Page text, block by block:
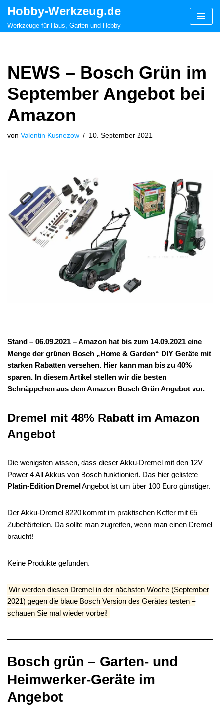
Zum
Hobby-Werkzeug.de
Werkzeuge für Haus, Garten und Hobby
NEWS – Bosch Grün im
September Angebot bei
Amazon
von Valentin Kusnezow 10. September 2021
Stand – 06.09.2021 – Amazon hat bis zum 14.09.2021 eine
Menge der grünen Bosch „Home & Garden“ DIY Geräte mit
starken Rabatten versehen. Hier kann man bis zu 40%
sparen. In diesem Artikel stellen wir die besten
Schnäppchen aus dem Amazon Bosch Grün Angebot vor.
Dremel mit 48% Rabatt im Amazon
Angebot
Die wenigsten wissen, dass dieser Akku-Dremel mit den 12V
Power 4 All Akkus von Bosch funktioniert. Das hier gelistete
Platin-Edition DremelAngebot ist um über 100 Euro günstiger.
Der Akku-Dremel 8220 kommt im praktischen Koffer mit 65
Zubehörteilen. Da sollte man zugreifen, wenn man einen Dremel
braucht!
Keine Produkte gefunden.
Wir werden diesen Dremel in der nächsten Woche (September
2021) gegen die blaue Bosch Version des Gerätes testen –
schauen Sie mal wieder vorbei!
Bosch grün – Garten- und
Heimwerker-Geräte im
Angebot